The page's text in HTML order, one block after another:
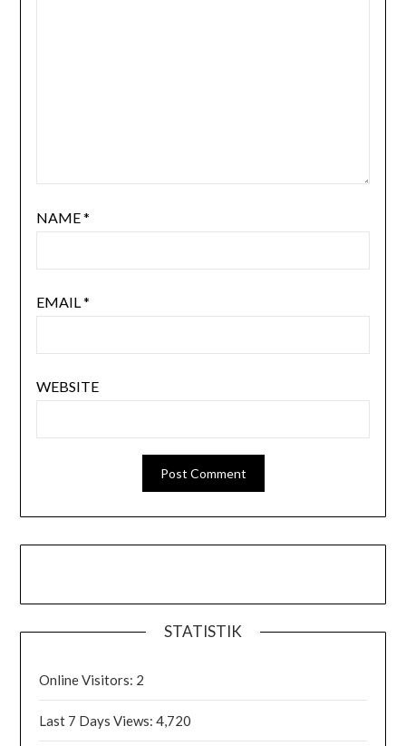
NAME*
EMAIL*
WEBSITE
STATISTIK
Online Visitors: 2
Last 7 Days Views:4,720